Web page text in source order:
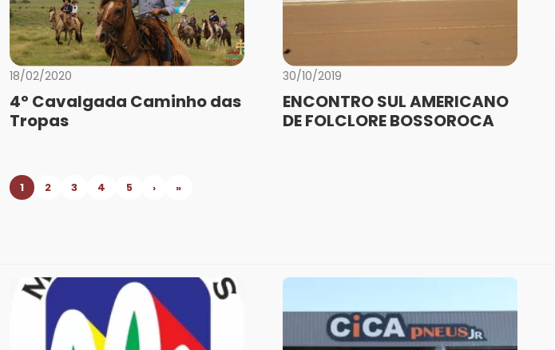
18/02/2020
4º Cavalgada Caminho das
Tropas
30/10/2019
ENCONTRO SUL AMERICANO
DE FOLCLORE BOSSOROCA
1 2 3 4 5 › »